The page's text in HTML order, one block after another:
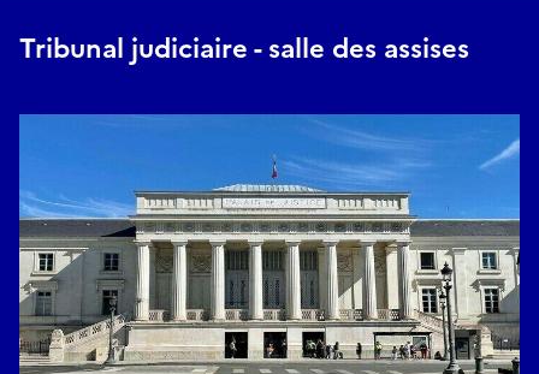
Tribunal judiciaire - salle des assises